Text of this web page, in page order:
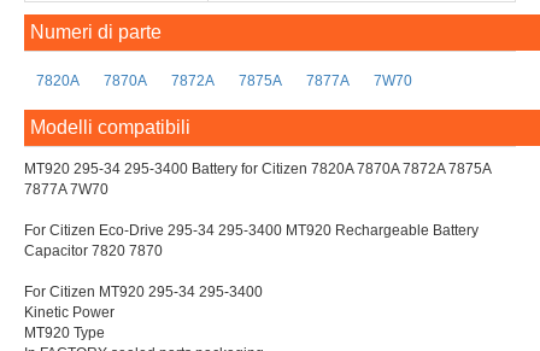
Numeri di parte
7820A 7870A 7872A 7875A 7877A 7W70
Modelli compatibili
MT920 295-34 295-3400 Battery for Citizen 7820A 7870A 7872A 7875A
7877A 7W70
For Citizen Eco-Drive 295-34 295-3400 MT920 Rechargeable Battery
Capacitor 7820 7870
For Citizen MT920 295-34 295-3400
Kinetic Power
MT920 Type